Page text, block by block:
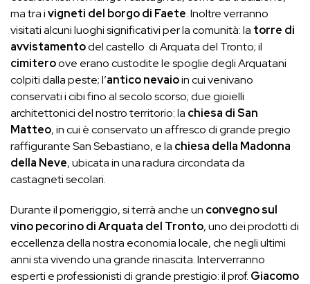
ma tra ivigneti del borgo di Faete. Inoltre verranno
visitati alcuni luoghi significativi per la comunità: la torre di
avvistamentodel castello di Arquata del Tronto; il
cimiteroove erano custodite le spoglie degli Arquatani
colpiti dalla peste; l’antico nevaioin cui venivano
conservati i cibi fino al secolo scorso; due gioielli
architettonici del nostro territorio: la chiesa di San
Matteo, in cui è conservato un affresco di grande pregio
raffigurante San Sebastiano, e la chiesa della Madonna
della Neve, ubicata in una radura circondata da
castagneti secolari.
Durante il pomeriggio, si terrà anche un convegno sul
vino pecorino di Arquata del Tronto, uno dei prodotti di
eccellenza della nostra economia locale, che negli ultimi
anni sta vivendo una grande rinascita. Interverranno
esperti e professionisti di grande prestigio: il prof. Giacomo